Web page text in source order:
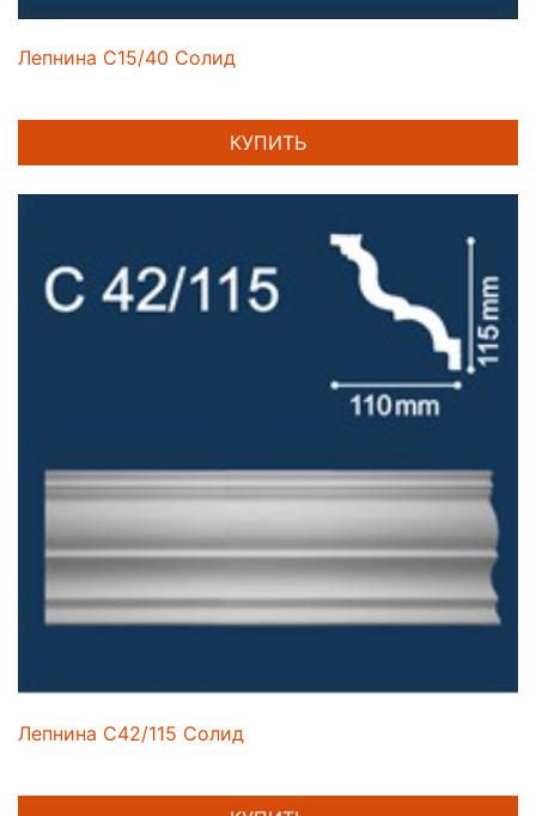
Лепнина C15/40 Солид
КУПИТЬ
Лепнина C42/115 Солид